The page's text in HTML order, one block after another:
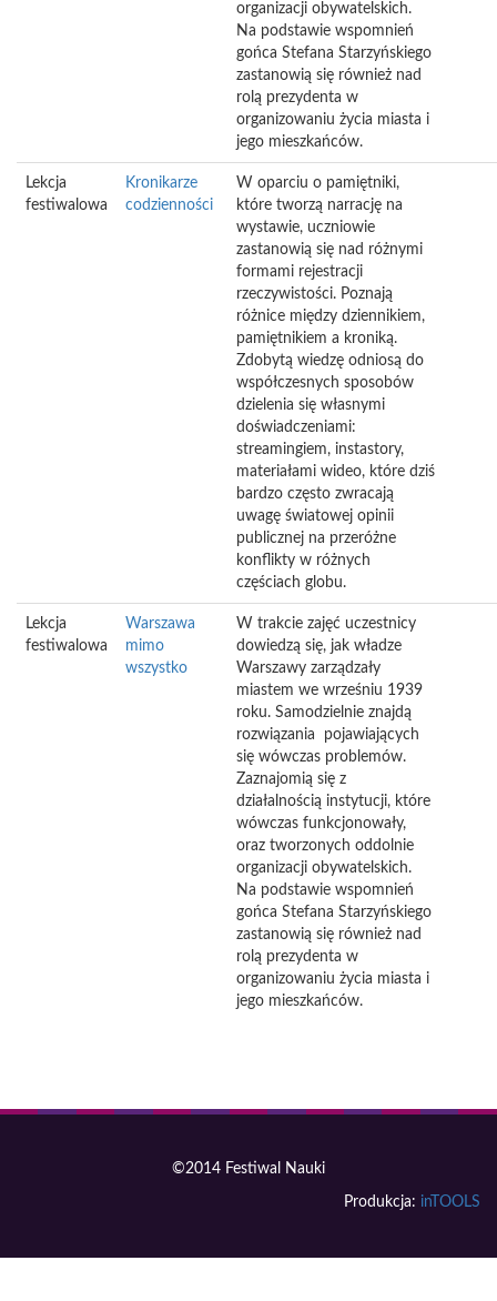
organizacji obywatelskich.
Na podstawie wspomnień
gońca Stefana Starzyńskiego
zastanowią się również nad
rolą prezydenta w
organizowaniu życia miasta i
jego mieszkańców.
Lekcja
festiwalowa
Kronikarze
codzienności
W oparciu o pamiętniki,
które tworzą narrację na
wystawie, uczniowie
zastanowią się nad różnymi
formami rejestracji
rzeczywistości. Poznają
różnice między dziennikiem,
pamiętnikiem a kroniką.
Zdobytą wiedzę odniosą do
współczesnych sposobów
dzielenia się własnymi
doświadczeniami:
streamingiem, instastory,
materiałami wideo, które dziś
bardzo często zwracają
uwagę światowej opinii
publicznej na przeróżne
konflikty w różnych
częściach globu.
Lekcja
festiwalowa
Warszawa
mimo
wszystko
W trakcie zajęć uczestnicy
dowiedzą się, jak władze
Warszawy zarządzały
miastem we wrześniu 1939
roku. Samodzielnie znajdą
rozwiązania pojawiających
się wówczas problemów.
Zaznajomią się z
działalnością instytucji, które
wówczas funkcjonowały,
oraz tworzonych oddolnie
organizacji obywatelskich.
Na podstawie wspomnień
gońca Stefana Starzyńskiego
zastanowią się również nad
rolą prezydenta w
organizowaniu życia miasta i
jego mieszkańców.
©2014 Festiwal Nauki
Produkcja: inTOOLS